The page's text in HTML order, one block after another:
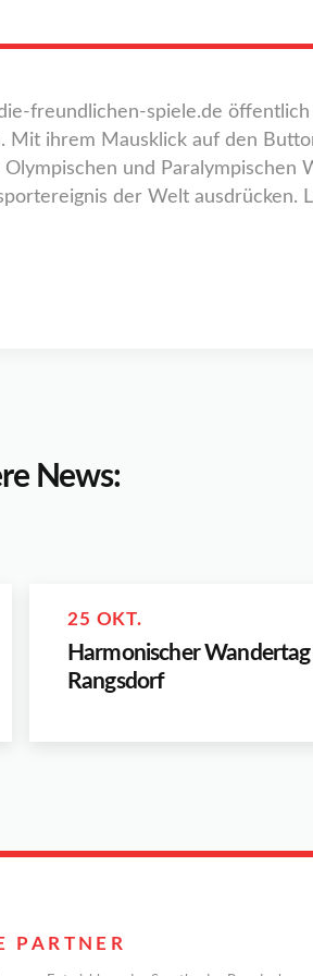
freundlichen-spiele.de
ihrem Mausklick auf den
und Paralympischen
der Welt ausdrücken.
News:
25 OKT.
Harmonischer
Rangsdorf
PARTNER